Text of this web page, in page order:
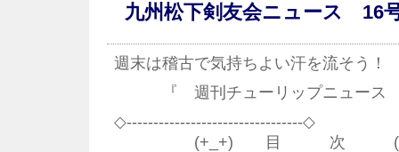
九州松下剣友会ニュース 16
週末は稽古で気持ちよい汗を流そう！
『 週刊チューリップニュース
◇---------------------------------◇
(+_+) 目 次